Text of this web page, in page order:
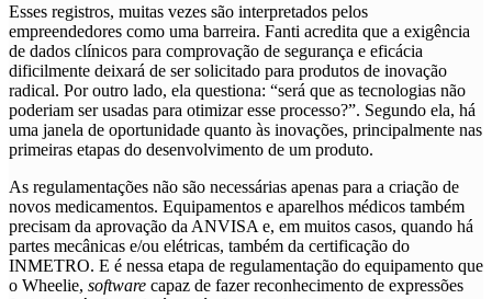
Esses registros, muitas vezes são interpretados pelos
empreendedores como uma barreira. Fanti acredita que a exigência
de dados clínicos para comprovação de segurança e eficácia
dificilmente deixará de ser solicitado para produtos de inovação
radical. Por outro lado, ela questiona: “será que as tecnologias não
poderiam ser usadas para otimizar esse processo?”. Segundo ela, há
uma janela de oportunidade quanto às inovações, principalmente nas
primeiras etapas do desenvolvimento de um produto.
As regulamentações não são necessárias apenas para a criação de
novos medicamentos. Equipamentos e aparelhos médicos também
precisam da aprovação da ANVISA e, em muitos casos, quando há
partes mecânicas e/ou elétricas, também da certificação do
INMETRO. E é nessa etapa de regulamentação do equipamento que
o Wheelie, software capaz de fazer reconhecimento de expressões